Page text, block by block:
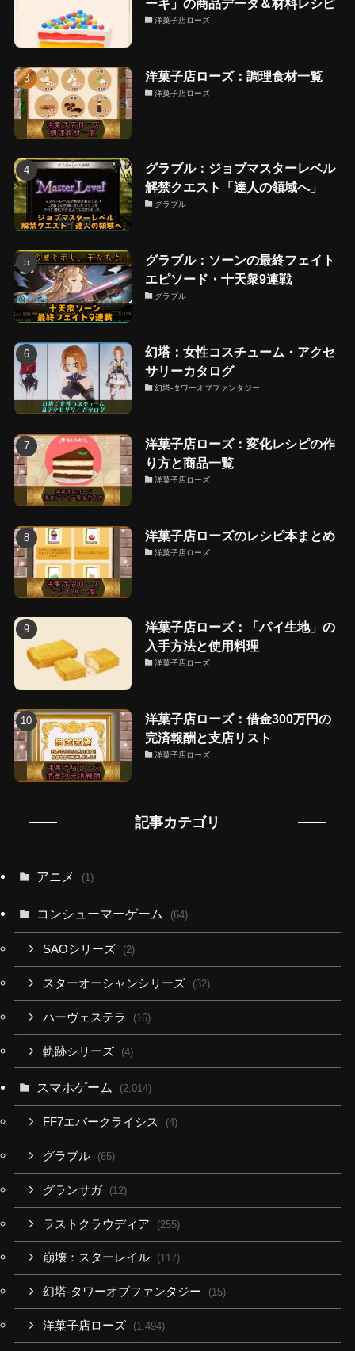
ーキ」の商品データ＆材料レシピ
洋菓子店ローズ
洋菓子店ローズ：調理食材一覧
洋菓子店ローズ
グラブル：ジョブマスターレベル
解禁クエスト「達人の領域へ」
グラブル
グラブル：ソーンの最終フェイト
エピソード・十天衆9連戦
グラブル
幻塔：女性コスチューム・アクセ
サリーカタログ
幻塔-タワーオブファンタジー
洋菓子店ローズ：変化レシピの作
り方と商品一覧
洋菓子店ローズ
洋菓子店ローズのレシピ本まとめ
洋菓子店ローズ
洋菓子店ローズ：「パイ生地」の
入手方法と使用料理
洋菓子店ローズ
洋菓子店ローズ：借金300万円の
完済報酬と支店リスト
洋菓子店ローズ
記事カテゴリ
アニメ (1)
コンシューマーゲーム (64)
SAOシリーズ (2)
スターオーシャンシリーズ (32)
ハーヴェステラ (16)
軌跡シリーズ (4)
スマホゲーム (2,014)
FF7エバークライシス (4)
グラブル (65)
グランサガ (12)
ラストクラウディア (255)
崩壊：スターレイル (117)
幻塔-タワーオブファンタジー (15)
洋菓子店ローズ (1,494)